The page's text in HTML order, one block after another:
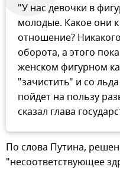
"У нас девочки в
молодые. Какое они
отношение?
оборота, а этого
женском фигурном
"зачистить" и со
пойдет на пользу
сказал глава
По слова Путина,
"несоответствующее